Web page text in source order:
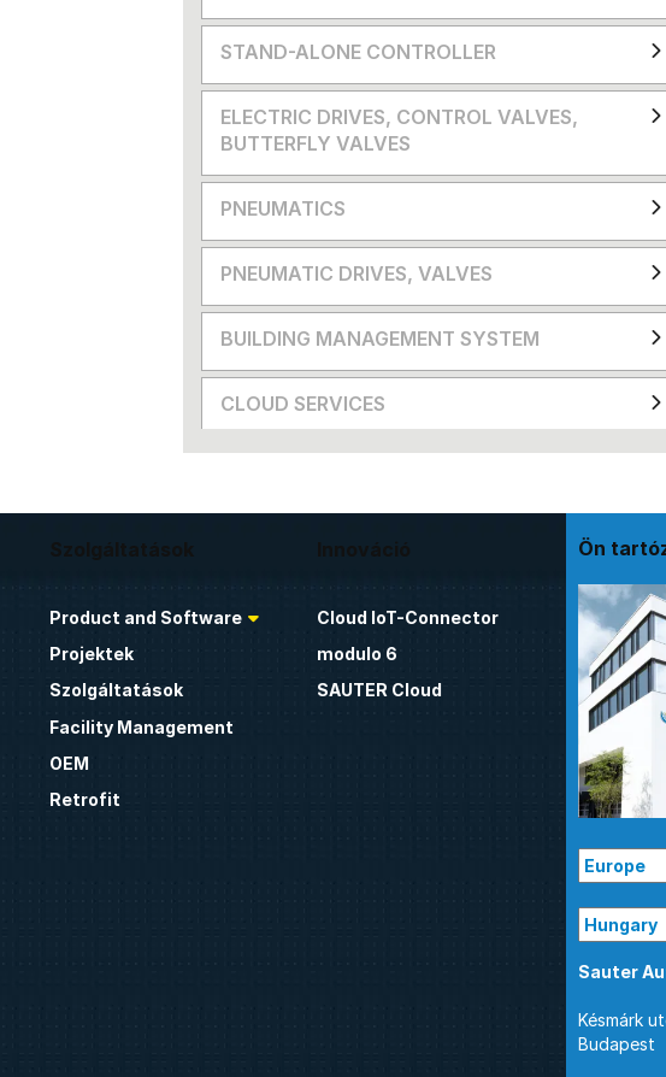
STAND-ALONE CONTROLLER
ELECTRIC DRIVES, CONTROL VALVES,
BUTTERFLY VALVES
PNEUMATICS
PNEUMATIC DRIVES, VALVES
BUILDING MANAGEMENT SYSTEM
CLOUD SERVICES
Szolgáltatások
Product and Software
Projektek
Szolgáltatások
Facility Management
OEM
Retrofit
Innováció
Cloud IoT-Connector
modulo 6
SAUTER Cloud
Ön
Sauter
Késmárk
Budapest